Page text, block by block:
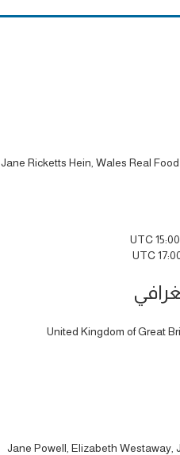
Jane Ricketts Hein, Wales Real
United Kingdom of Great
Jane Powell, Elizabeth Westaway,